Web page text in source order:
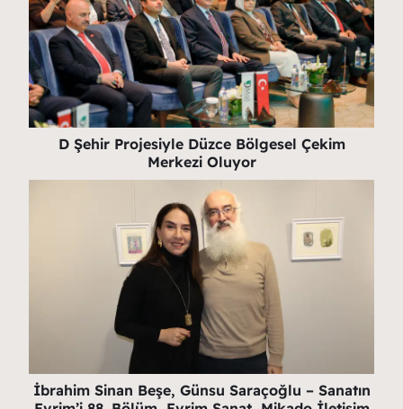
D Şehir Projesiyle Düzce Bölgesel Çekim
Merkezi Oluyor
İbrahim Sinan Beşe, Günsu Saraçoğlu – Sanatın